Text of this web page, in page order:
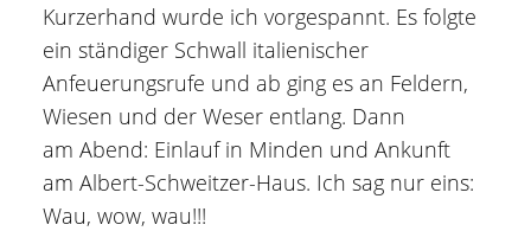
Kurzerhand wurde ich vorgespannt. Es folgte
ein ständiger Schwall italienischer
Anfeuerungsrufe und ab ging es an Feldern,
Wiesen und der Weser entlang. Dann
am Abend: Einlauf in Minden und Ankunft
am Albert-Schweitzer-Haus. Ich sag nur eins:
Wau, wow, wau!!!